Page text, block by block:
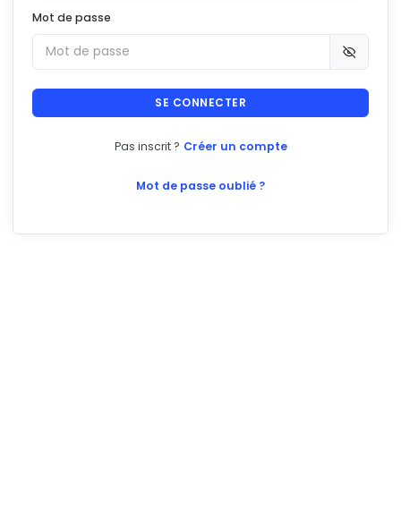
Mot de passe
SE CONNECTER
Pas inscrit ? Créer un compte
Mot de passe oublié ?